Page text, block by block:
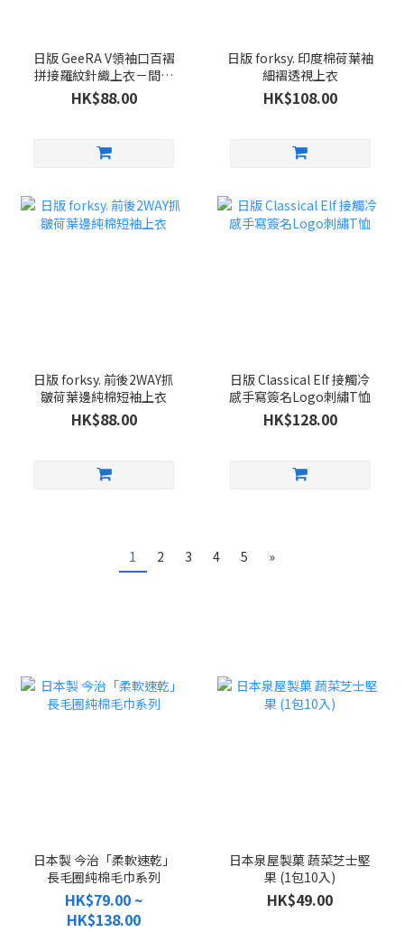
日版 GeeRA V領袖口百褶
拼接羅紋針織上衣－間條
色
HK$88.00
日版 forksy. 印度棉荷葉袖
細褶透視上衣
HK$108.00
日版 forksy. 前後2WAY抓
皺荷葉邊純棉短袖上衣
HK$88.00
日版 Classical Elf 接觸冷
感手寫簽名Logo刺繡T恤
HK$128.00
1 2 3 4 5 »
日本製 今治「柔軟速乾」
長毛圈純棉毛巾系列
HK$79.00 ~
HK$138.00
日本泉屋製菓 蔬菜芝士堅
果 (1包10入)
HK$49.00